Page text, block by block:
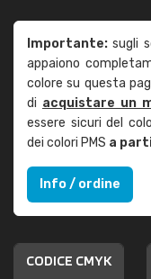
Importante: sugli
appaiono
colore su questa
di acquistare un
essere sicuri del
dei colori PMS a
Info / ordine
CODICE CMYK